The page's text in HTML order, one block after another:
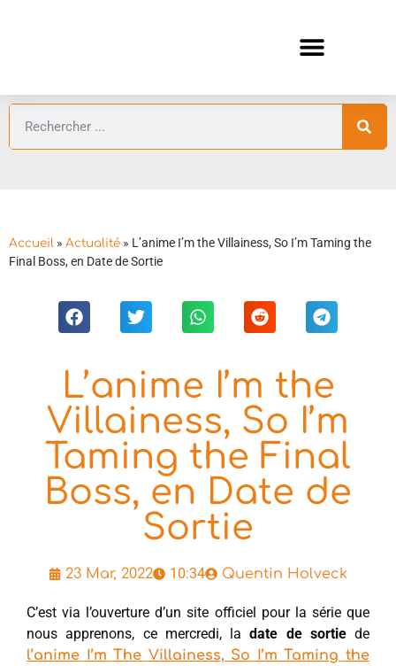
Accueil » Actualité » L’anime I’m the Villainess, So I’m Taming the
Final Boss, en Date de Sortie
L’anime I’m the
Villainess, So I’m
Taming the Final
Boss, en Date de
Sortie
23 Mar, 2022 10:34 Quentin Holveck
C’est via l’ouverture d’un site officiel pour la série que
nous apprenons, ce mercredi, ladate de sortiede
l’anime I’m The Villainess, So I’m Taming the